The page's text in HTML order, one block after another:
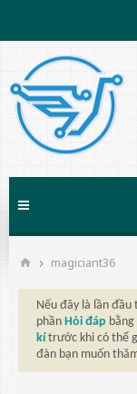
magiciant36
Nếu đây là lần
phần Hỏi đáp
kí trước khi có thể
đàn bạn muốn